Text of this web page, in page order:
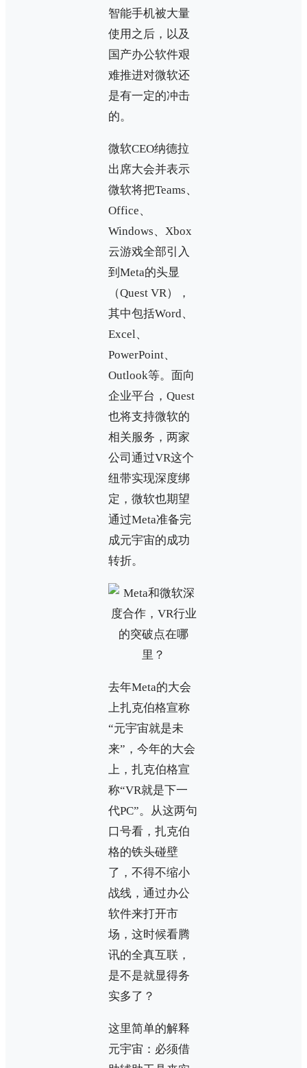
智能手机被大量
使用之后，以及
国产办公软件艰
难推进对微软还
是有一定的冲击
的。
微软CEO纳德拉
出席大会并表示
微软将把Teams、
Office、
Windows、Xbox
云游戏全部引入
到Meta的头显
（Quest VR），
其中包括Word、
Excel、
PowerPoint、
Outlook等。面向
企业平台，Quest
也将支持微软的
相关服务，两家
公司通过VR这个
纽带实现深度绑
定，微软也期望
通过Meta准备完
成元宇宙的成功
转折。
去年Meta的大会
上扎克伯格宣称
“元宇宙就是未
来”，今年的大会
上，扎克伯格宣
称“VR就是下一
代PC”。从这两句
口号看，扎克伯
格的铁头碰壁
了，不得不缩小
战线，通过办公
软件来打开市
场，这时候看腾
讯的全真互联，
是不是就显得务
实多了？
这里简单的解释
元宇宙：必须借